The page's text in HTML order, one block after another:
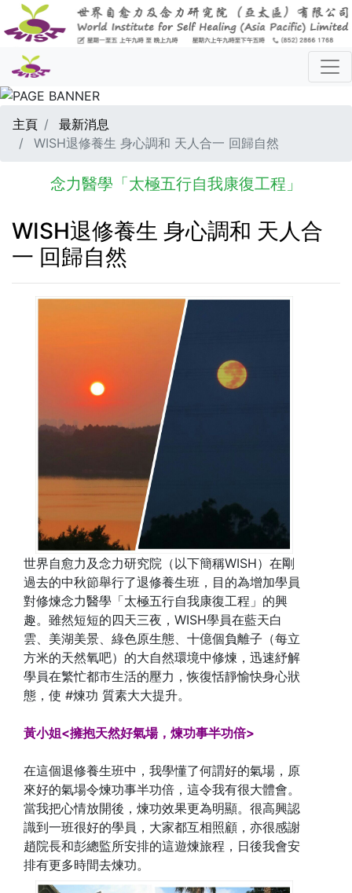
主頁
最新消息
WISH退修養生 身心調和 天人合一 回歸自然
念力醫學「太極五行自我康復工程」
WISH退修養生 身心調和 天人合
一 回歸自然
世界自愈力及念力研究院（以下簡稱WISH）在剛
過去的中秋節舉行了退修養生班，目的為增加學員
對修煉念力醫學「太極五行自我康復工程」的興
趣。雖然短短的四天三夜，WISH學員在藍天白
雲、美湖美景、綠色原生態、十億個負離子（每立
方米的天然氧吧）的大自然環境中修煉，迅速紓解
學員在繁忙都市生活的壓力，恢復恬靜愉快身心狀
態，使 #煉功 質素大大提升。
黃小姐<擁抱天然好氣場，煉功事半功倍>
在這個退修養生班中，我學懂了何謂好的氣場，原
來好的氣場令煉功事半功倍，這令我有很大體會。
當我把心情放開後，煉功效果更為明顯。很高興認
識到一班很好的學員，大家都互相照顧，亦很感謝
趙院長和彭總監所安排的這遊煉旅程，日後我會安
排有更多時間去煉功。